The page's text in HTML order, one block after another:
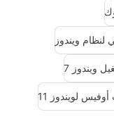
لنظام ويندوز
ويندوز 7
لويندوز 11